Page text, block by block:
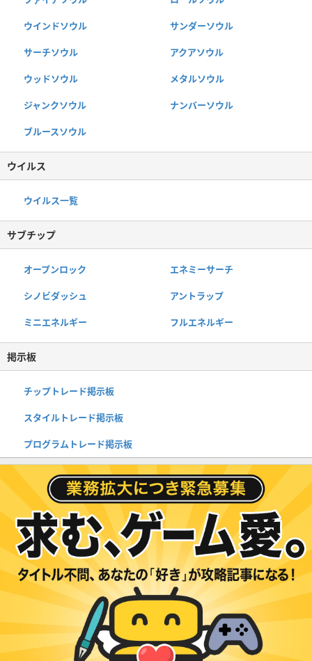
ウインドソウル サンダーソウル
サーチソウル アクアソウル
ウッドソウル メタルソウル
ジャンクソウル ナンバーソウル
ブルースソウル
ウイルス
ウイルス一覧
サブチップ
オープンロック エネミーサーチ
シノビダッシュ アントラップ
ミニエネルギー フルエネルギー
掲示板
チップトレード掲示板
スタイルトレード掲示板
プログラムトレード掲示板